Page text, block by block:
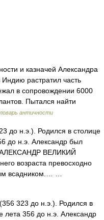
и казначей Александра
растратил часть
в сопровождении 6000
Пытался найти
античности
до н.э.). Родился в столице
до н.э. Александр был
АЛЕКСАНДР ВЕЛИКИЙ
возраста превосходно
всадником.… …
323 до н.э.). Родился в
лета 356 до н.э. Александр